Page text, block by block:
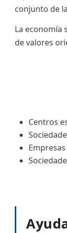
conjunto de
La economía
de valores
Centros